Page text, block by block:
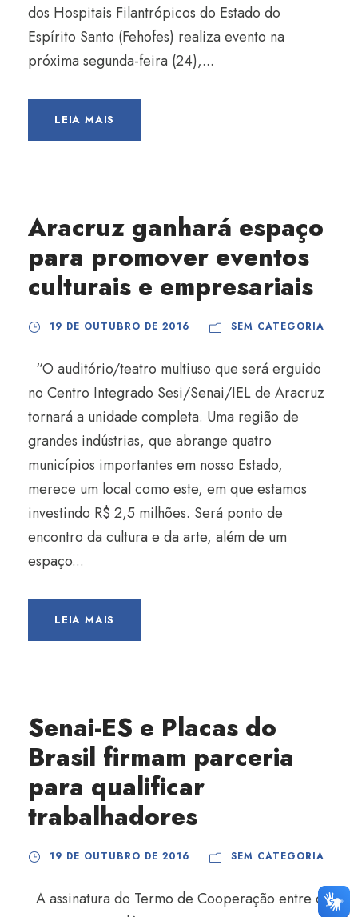
dos Hospitais Filantrópicos do Estado do
Espírito Santo (Fehofes) realiza evento na
próxima segunda-feira (24),...
LEIA MAIS
Aracruz ganhará espaço
para promover eventos
culturais e empresariais
19 DE OUTUBRO DE 2016 SEM CATEGORIA
“O auditório/teatro multiuso que será erguido
no Centro Integrado Sesi/Senai/IEL de Aracruz
tornará a unidade completa. Uma região de
grandes indústrias, que abrange quatro
municípios importantes em nosso Estado,
merece um local como este, em que estamos
investindo R$ 2,5 milhões. Será ponto de
encontro da cultura e da arte, além de um
espaço...
LEIA MAIS
Senai-ES e Placas do
Brasil firmam parceria
para qualificar
trabalhadores
19 DE OUTUBRO DE 2016 SEM CATEGORIA
A assinatura do Termo de Cooperação entre o